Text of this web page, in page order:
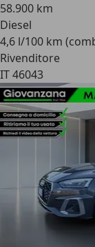
58.900 km
Diesel
4,6 l/100 km
Rivenditore
IT 46043